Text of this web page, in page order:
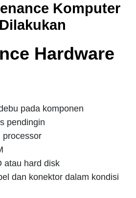
Komputer
Hardware
pada komponen
pendingin
processor
atau hard disk
dan konektor dalam kondisi